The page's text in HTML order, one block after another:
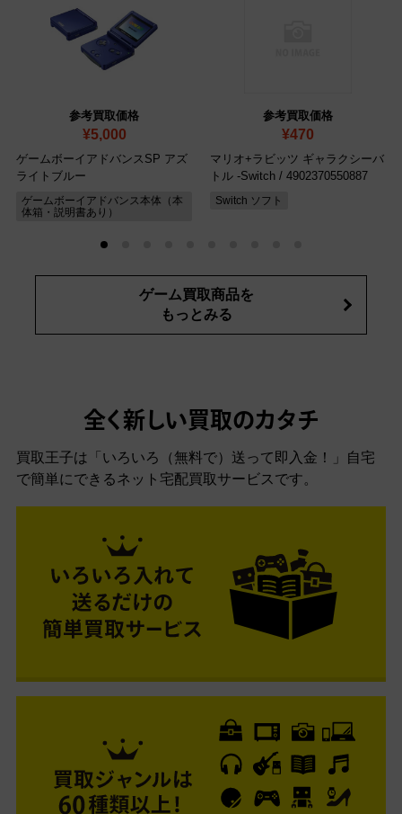
参考買取価格
¥5,000
ゲームボーイアドバンスSP アズ
ライトブルー
ゲームボーイアドバンス本体（本
体箱・説明書あり）
参考買取価格
¥470
マリオ+ラビッツ ギャラクシーバ
トル -Switch / 4902370550887
Switch ソフト
ゲーム買取商品を
もっとみる
全く新しい買取のカタチ
買取王子は「いろいろ（無料で）送って即入金！」自宅
で簡単にできるネット宅配買取サービスです。